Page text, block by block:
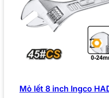
Mỏ lết 8 inch Ingco